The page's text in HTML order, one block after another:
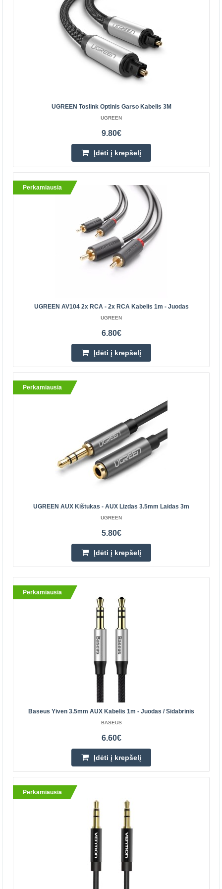
Parduotuvėje Kaune YRA
Centriniame Sandėlyje NĖRA
Įdėti į krepšelį
Pridėti prie pageidavimų sąrašo
UGREEN Toslink optinis garso kabelis 3M
UGREEN optinis, aukštos kokybės garso perdavimo
laidas pagamintas iš PVC medžiagos ir su gold plated
jungimis. Tinka naudoti su DVD / CD / Blu-ray /„Blu-r..
Parduotuvėje Vilniuje YRA
Centriniame Sandėlyje NĖRA
Pridėti prie pageidavimų sąrašo
2RCA – 2RCA kabelis leidžia perkelti Hi-Fi kokybės garsą
dėžutę. Auksinis jungties sluoksnis daro kabe..
Centriniame Sandėlyje NĖRA
Įdėti į krepšelį
Pridėti prie pageidavimų sąrašo
UGREEN AUX kištukas - AUX lizdas 3.5mm laidas
UGREEN Toslink Optinis Garso Kabelis 3M
UGREEN
9.80€
Įdėti į krepšelį
Perkamiausia
UGREEN AV104 2x RCA - 2x RCA Kabelis 1m - Juodas
UGREEN
6.80€
Įdėti į krepšelį
Perkamiausia
UGREEN AUX Kištukas - AUX Lizdas 3.5mm Laidas 3m
UGREEN
5.80€
Įdėti į krepšelį
Perkamiausia
Baseus Yiven 3.5mm AUX Kabelis 1m - Juodas / Sidabrinis
BASEUS
6.60€
Įdėti į krepšelį
Perkamiausia